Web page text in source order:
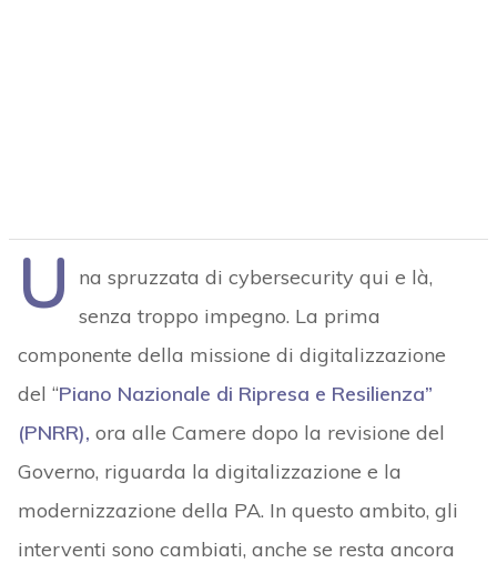
U
na spruzzata di cybersecurity qui e là,
senza troppo impegno. La prima
componente della missione di digitalizzazione
del “Piano Nazionale di Ripresa e Resilienza”
(PNRR), ora alle Camere dopo la revisione del
Governo, riguarda la digitalizzazione e la
modernizzazione della PA. In questo ambito, gli
interventi sono cambiati, anche se resta ancora